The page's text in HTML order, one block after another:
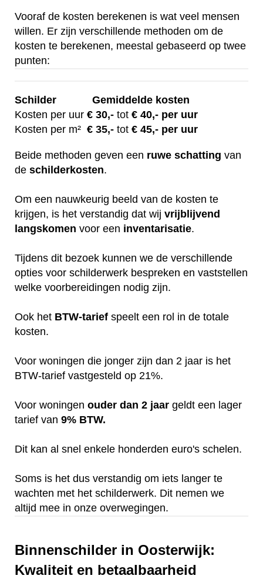
Vooraf de kosten berekenen is wat veel mensen
willen. Er zijn verschillende methoden om de
kosten te berekenen, meestal gebaseerd op twee
punten:
Schilder
Gemiddelde kosten
Kosten per uur € 30,- tot € 40,- per uur
Kosten per m² € 35,- tot € 45,- per uur
Beide methoden geven een ruwe schatting van
de schilderkosten.
Om een nauwkeurig beeld van de kosten te
krijgen, is het verstandig dat wij vrijblijvend
langskomen voor een inventarisatie.
Tijdens dit bezoek kunnen we de verschillende
opties voor schilderwerk bespreken en vaststellen
welke voorbereidingen nodig zijn.
Ook het BTW-tarief speelt een rol in de totale
kosten.
Voor woningen die jonger zijn dan 2 jaar is het
BTW-tarief vastgesteld op 21%.
Voor woningen ouder dan 2 jaar geldt een lager
tarief van 9% BTW.
Dit kan al snel enkele honderden euro's schelen.
Soms is het dus verstandig om iets langer te
wachten met het schilderwerk. Dit nemen we
altijd mee in onze overwegingen.
Binnenschilder in Oosterwijk:
Kwaliteit en betaalbaarheid